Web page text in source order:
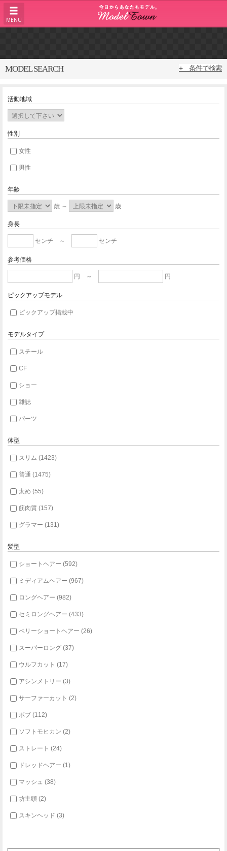
MENU
MODEL SEARCH + 条件で検索
活動地域
性別
女性
男性
年齢
歳 ～ 歳
身長
センチ ～ センチ
参考価格
円 ～ 円
ピックアップモデル
ピックアップ掲載中
モデルタイプ
スチール
CF
ショー
雑誌
パーツ
体型
スリム (1423)
普通 (1475)
太め (55)
筋肉質 (157)
グラマー (131)
髪型
ショートヘアー (592)
ミディアムヘアー (967)
ロングヘアー (982)
セミロングヘアー (433)
ベリーショートヘアー (26)
スーパーロング (37)
ウルフカット (17)
アシンメトリー (3)
サーファーカット (2)
ボブ (112)
ソフトモヒカン (2)
ストレート (24)
ドレッドヘアー (1)
マッシュ (38)
坊主頭 (2)
スキンヘッド (3)